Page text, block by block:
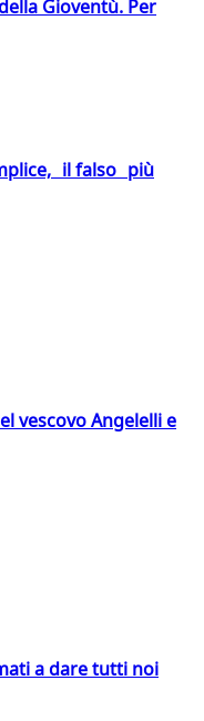
Gioventù. Per
il falso più
vescovo Angelelli e
a dare tutti noi